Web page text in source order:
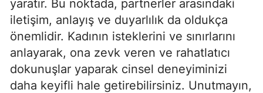
yaratır. Bu noktada, partnerler arasındaki
iletişim, anlayış ve duyarlılık da oldukça
önemlidir. Kadının isteklerini ve sınırlarını
anlayarak, ona zevk veren ve rahatlatıcı
dokunuşlar yaparak cinsel deneyiminizi
daha keyifli hale getirebilirsiniz. Unutmayın,